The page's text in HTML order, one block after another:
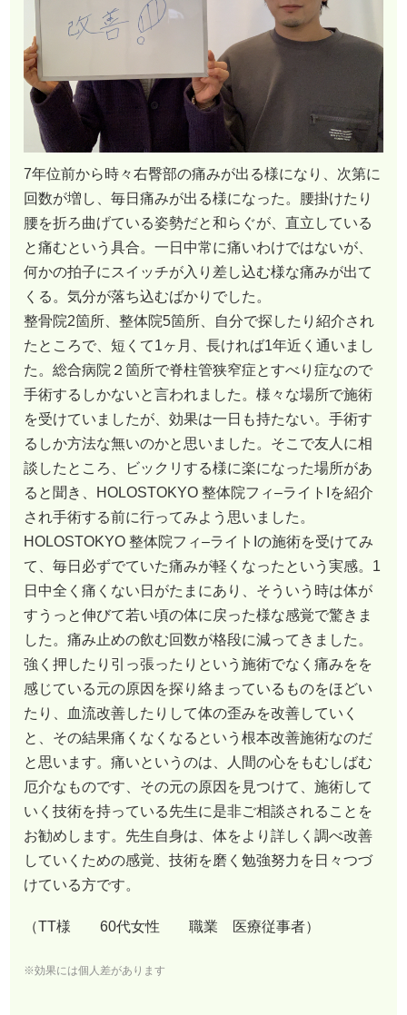
7年位前から時々右臀部の痛みが出る様になり、次第に
回数が増し、毎日痛みが出る様になった。腰掛けたり
腰を折ろ曲げている姿勢だと和らぐが、直立している
と痛むという具合。一日中常に痛いわけではないが、
何かの拍子にスイッチが入り差し込む様な痛みが出て
くる。気分が落ち込むばかりでした。
整骨院2箇所、整体院5箇所、自分で探したり紹介され
たところで、短くて1ヶ月、長ければ1年近く通いまし
た。総合病院２箇所で脊柱管狭窄症とすべり症なので
手術するしかないと言われました。様々な場所で施術
を受けていましたが、効果は一日も持たない。手術す
るしか方法な無いのかと思いました。そこで友人に相
談したところ、ビックリする様に楽になった場所があ
ると聞き、HOLOSTOKYO 整体院フィ–ライトIを紹介
され手術する前に行ってみよう思いました。
HOLOSTOKYO 整体院フィ–ライトIの施術を受けてみ
て、毎日必ずでていた痛みが軽くなったという実感。1
日中全く痛くない日がたまにあり、そういう時は体が
すうっと伸びて若い頃の体に戻った様な感覚で驚きま
した。痛み止めの飲む回数が格段に減ってきました。
強く押したり引っ張ったりという施術でなく痛みをを
感じている元の原因を探り絡まっているものをほどい
たり、血流改善したりして体の歪みを改善していく
と、その結果痛くなくなるという根本改善施術なのだ
と思います。痛いというのは、人間の心をもむしばむ
厄介なものです、その元の原因を見つけて、施術して
いく技術を持っている先生に是非ご相談されることを
お勧めします。先生自身は、体をより詳しく調べ改善
していくための感覚、技術を磨く勉強努力を日々つづ
けている方です。
（TT様 60代女性 職業 医療従事者）
※効果には個人差があります